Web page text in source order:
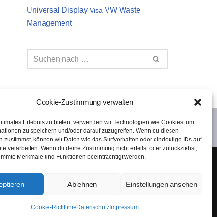
Cookie-Zustimmung verwalten
Erlebnis zu bieten, verwenden wir Technologien wie Cookies, um
zu speichern und/oder darauf zuzugreifen. Wenn du diesen
zustimmst, können wir Daten wie das Surfverhalten oder eindeutige IDs auf
verarbeiten. Wenn du deine Zustimmung nicht erteilst oder zurückziehst,
Merkmale und Funktionen beeinträchtigt werden.
Ablehnen Einstellungen ansehen
Cookie-Richtlinie DatenschutzImpressum
Universal Display Visa VW Waste
Management
sich lediglich um meine persönliche Meinung.
in Aktien oder andere Wertpapiere
Haftung übernommen.